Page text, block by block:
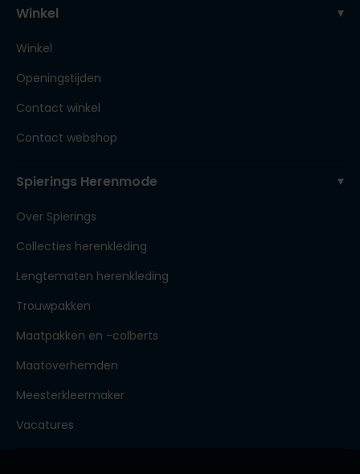
Winkel
Winkel
Openingstijden
Contact winkel
Contact webshop
Spierings Herenmode
Over Spierings
Collecties herenkleding
Lengtematen herenkleding
Trouwpakken
Maatpakken en -colberts
Maatoverhemden
Meesterkleermaker
Vacatures